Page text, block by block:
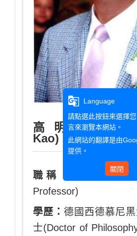
高明瑞(Ming-
Kao)
職稱：
特聘教授
Professor)
學歷： 德國西德慕尼
士(Doctor of
g_translate
Language
請點選此按鈕來選擇
言來瀏覽本網站。
此網站的翻譯是由
提供。
關閉